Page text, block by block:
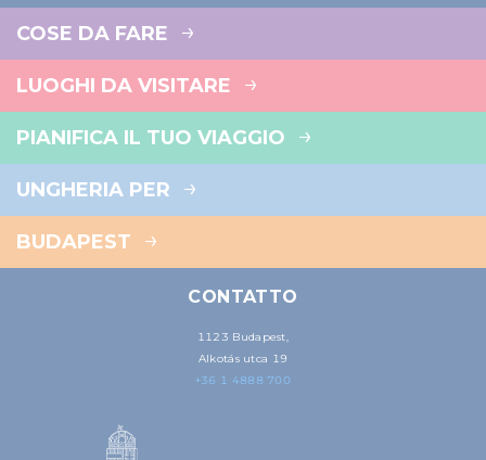
COSE DA FARE
LUOGHI DA VISITARE
PIANIFICA IL TUO VIAGGIO
UNGHERIA PER
BUDAPEST
CONTATTO
1123 Budapest,
Alkotás utca 19
+36 1 4888 700